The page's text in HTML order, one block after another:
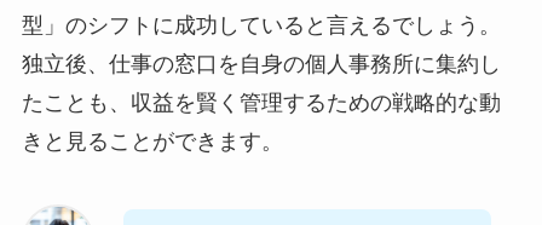
型」のシフトに成功していると言えるでしょう。
独立後、仕事の窓口を自身の個人事務所に集約し
たことも、収益を賢く管理するための戦略的な動
きと見ることができます。